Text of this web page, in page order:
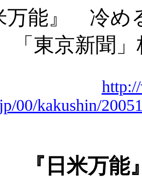
万能』 冷
「東京新聞
00/kakushin/
『日米万